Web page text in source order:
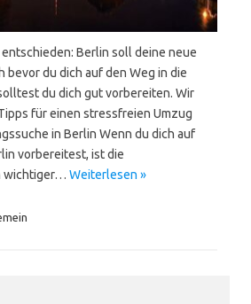
Berlin soll deine neue
bevor du dich auf den Weg in die
du dich gut vorbereiten. Wir
für einen stressfreien Umzug
in Berlin Wenn du dich auf
vorbereitest, ist die
wichtiger… Weiterlesen »